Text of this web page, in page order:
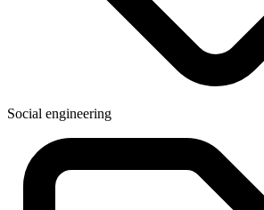
Social engineering